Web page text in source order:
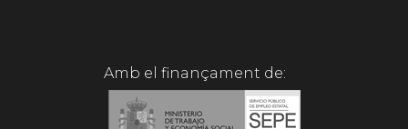
Amb el finançament de: